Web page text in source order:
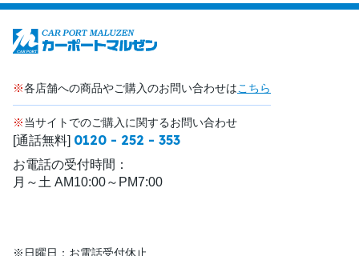
※各店舗への商品やご購入のお問い合わせはこちら
※当サイトでのご購入に関するお問い合わせ
[通話無料] 0120 - 252 - 353
お電話の受付時間：
月～土 AM10:00～PM7:00
※日曜日：お電話受付休止